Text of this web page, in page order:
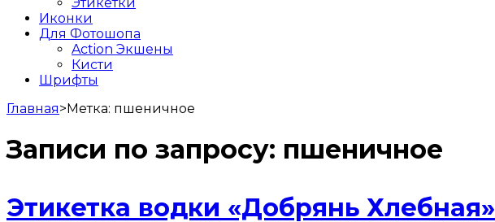
Иконки
Для Фотошопа
Action Экшены
Кисти
Шрифты
Главная>Метка: пшеничное
Записи по запросу: пшеничное
Этикетка водки «Добрянь Хлебная»